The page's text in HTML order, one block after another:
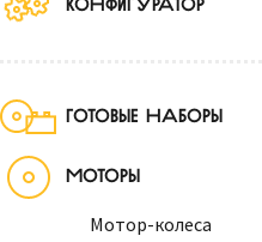
ГОТОВЫЕ НАБОРЫ
МОТОРЫ
Мотор-колеса